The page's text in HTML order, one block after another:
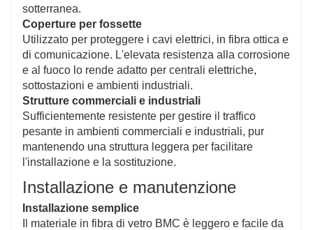
sotterranea.
Coperture per fossette
Utilizzato per proteggere i cavi elettrici, in fibra ottica e
di comunicazione. L'elevata resistenza alla corrosione
e al fuoco lo rende adatto per centrali elettriche,
sottostazioni e ambienti industriali.
Strutture commerciali e industriali
Sufficientemente resistente per gestire il traffico
pesante in ambienti commerciali e industriali, pur
mantenendo una struttura leggera per facilitare
l'installazione e la sostituzione.
Installazione e manutenzione
Installazione semplice
Il materiale in fibra di vetro BMC è leggero e facile da